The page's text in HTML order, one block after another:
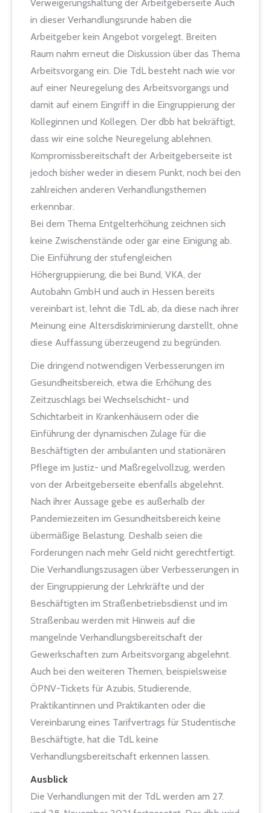
Verweigerungshaltung der Arbeitgeberseite Auch
in dieser Verhandlungsrunde haben die
Arbeitgeber kein Angebot vorgelegt. Breiten
Raum nahm erneut die Diskussion über das Thema
Arbeitsvorgang ein. Die TdL besteht nach wie vor
auf einer Neuregelung des Arbeitsvorgangs und
damit auf einem Eingriff in die Eingruppierung der
Kolleginnen und Kollegen. Der dbb hat bekräftigt,
dass wir eine solche Neuregelung ablehnen.
Kompromissbereitschaft der Arbeitgeberseite ist
jedoch bisher weder in diesem Punkt, noch bei den
zahlreichen anderen Verhandlungsthemen
erkennbar.
Bei dem Thema Entgelterhöhung zeichnen sich
keine Zwischenstände oder gar eine Einigung ab.
Die Einführung der stufengleichen
Höhergruppierung, die bei Bund, VKA, der
Autobahn GmbH und auch in Hessen bereits
vereinbart ist, lehnt die TdL ab, da diese nach ihrer
Meinung eine Altersdiskriminierung darstellt, ohne
diese Auffassung überzeugend zu begründen.
Die dringend notwendigen Verbesserungen im
Gesundheitsbereich, etwa die Erhöhung des
Zeitzuschlags bei Wechselschicht- und
Schichtarbeit in Krankenhäusern oder die
Einführung der dynamischen Zulage für die
Beschäftigten der ambulanten und stationären
Pflege im Justiz- und Maßregelvollzug, werden
von der Arbeitgeberseite ebenfalls abgelehnt.
Nach ihrer Aussage gebe es außerhalb der
Pandemiezeiten im Gesundheitsbereich keine
übermäßige Belastung. Deshalb seien die
Forderungen nach mehr Geld nicht gerechtfertigt.
Die Verhandlungszusagen über Verbesserungen in
der Eingruppierung der Lehrkräfte und der
Beschäftigten im Straßenbetriebsdienst und im
Straßenbau werden mit Hinweis auf die
mangelnde Verhandlungsbereitschaft der
Gewerkschaften zum Arbeitsvorgang abgelehnt.
Auch bei den weiteren Themen, beispielsweise
ÖPNV-Tickets für Azubis, Studierende,
Praktikantinnen und Praktikanten oder die
Vereinbarung eines Tarifvertrags für Studentische
Beschäftigte, hat die TdL keine
Verhandlungsbereitschaft erkennen lassen.
Ausblick
Die Verhandlungen mit der TdL werden am 27.